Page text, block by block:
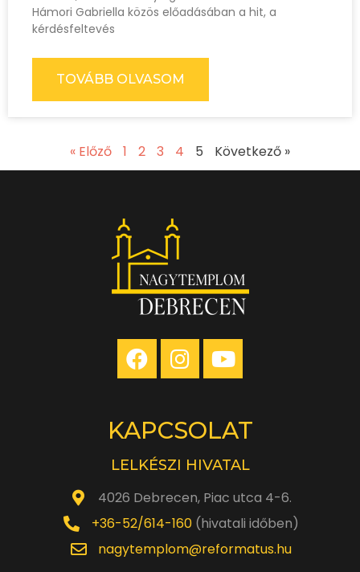
Hámori Gabriella közös előadásában a hit, a
kérdésfeltevés
TOVÁBB OLVASOM
« Előző 1 2 3 4 5 Következő »
KAPCSOLAT
LELKÉSZI HIVATAL
4026 Debrecen, Piac utca 4-6.
+36-52/614-160(hivatali időben)
nagytemplom@reformatus.hu